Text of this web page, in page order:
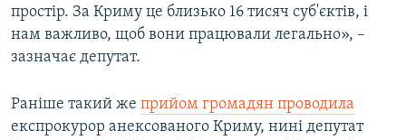
простір. За Криму це близько 16 тисяч суб'єктів, і
нам важливо, щоб вони працювали легально», –
зазначає депутат.
Раніше такий же прийом громадян проводила
експрокурор анексованого Криму, нині депутат